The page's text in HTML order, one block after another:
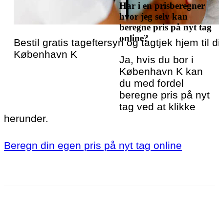
Bestil gratis tageftersyn og tagtjek hjem til
København K
Har i en prisberegner
hvor jeg selv kan
beregne pris på nyt tag
online?
Ja, hvis du bor i
København K kan
du med fordel
beregne pris på nyt
tag ved at klikke
herunder.
Beregn din egen pris på nyt tag online